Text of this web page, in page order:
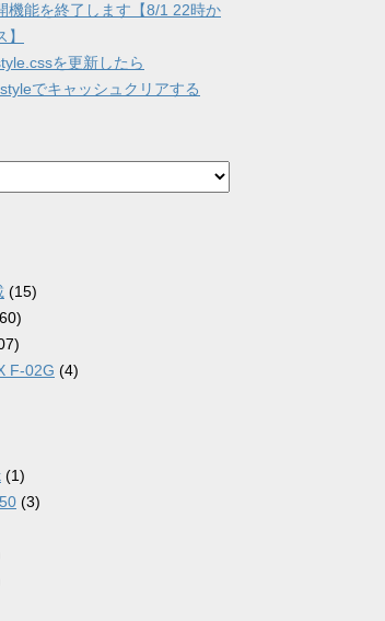
機能を終了します【8/1 22時か
を更新したら
でキャッシュクリアする
(15)
F-02G (4)
(1)
(3)